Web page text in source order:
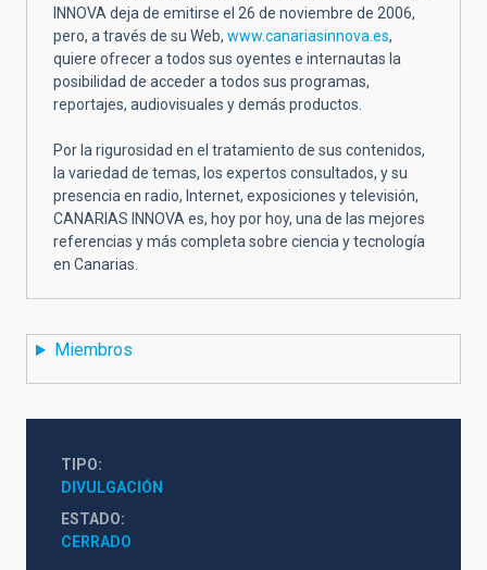
INNOVA deja de emitirse el 26 de noviembre de 2006,
pero, a través de su Web, www.canariasinnova.es,
quiere ofrecer a todos sus oyentes e internautas la
posibilidad de acceder a todos sus programas,
reportajes, audiovisuales y demás productos.
Por la rigurosidad en el tratamiento de sus contenidos,
la variedad de temas, los expertos consultados, y su
presencia en radio, Internet, exposiciones y televisión,
CANARIAS INNOVA es, hoy por hoy, una de las mejores
referencias y más completa sobre ciencia y tecnología
en Canarias.
Miembros
TIPO
DIVULGACIÓN
ESTADO
CERRADO